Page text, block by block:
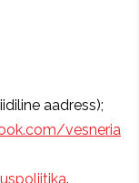
aadress);
vesneria
.